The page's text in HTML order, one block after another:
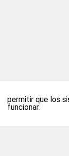
permitir que los
funcionar.